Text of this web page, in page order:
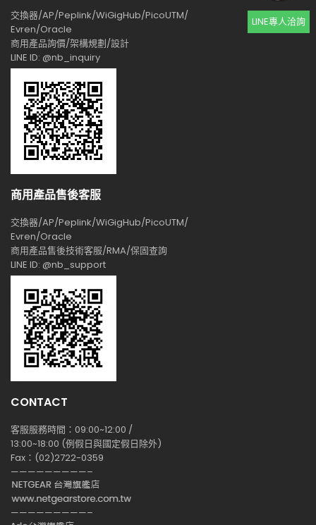
交換器/AP/Peplink/WiGigHub/PicoUTM/
Evren/Oracle
商用產品詢價/架構規劃/設計
LINE ID: @nb_inquiry
商用產品售後客服
交換器/AP/Peplink/WiGigHub/PicoUTM/
Evren/Oracle
商用產品售後技術客服/RMA/保固查詢
LINE ID: @nb_support
CONTACT
客服服務時間：09:00~12:00 /
13:00~18:00 (例假日與國定假日除外)
Fax：(02)2722-0359
—————————–
—————————–
LINE專人洽詢